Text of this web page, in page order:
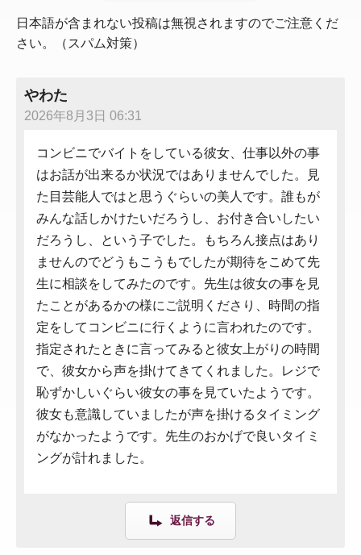
日本語が含まれない投稿は無視されますのでご注意くだ
さい。（スパム対策）
やわた
2026年8月3日 06:31
コンビニでバイトをしている彼女、仕事以外の事
はお話が出来るか状況ではありませんでした。見
た目芸能人ではと思うぐらいの美人です。誰もが
みんな話しかけたいだろうし、お付き合いしたい
だろうし、という子でした。もちろん接点はあり
ませんのでどうもこうもでしたが期待をこめて先
生に相談をしてみたのです。先生は彼女の事を見
たことがあるかの様にご説明くださり、時間の指
定をしてコンビニに行くように言われたのです。
指定されたときに言ってみると彼女上がりの時間
で、彼女から声を掛けてきてくれました。レジで
恥ずかしいぐらい彼女の事を見ていたようです。
彼女も意識していましたが声を掛けるタイミング
がなかったようです。先生のおかげで良いタイミ
ングが計れました。
返信する